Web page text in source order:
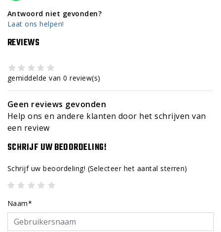
Antwoord niet gevonden?
Laat ons helpen!
REVIEWS
gemiddelde van 0 review(s)
Geen reviews gevonden
Help ons en andere klanten door het schrijven van
een review
SCHRIJF UW BEOORDELING!
Schrijf uw beoordeling! (Selecteer het aantal sterren)
Naam*